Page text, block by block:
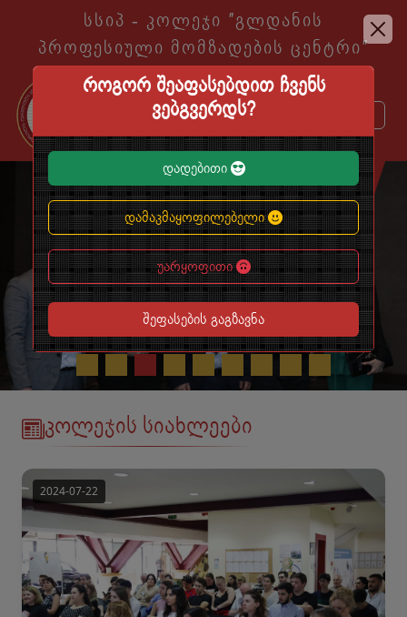
სსიპ - კოლეჯი ″გლდანის
პროფესიული მომზადების ცენტრი″
KA
კოლეჯის სიახლეები
როგორ შეაფასებდით ჩვენს
ვებგვერდს?
დადებითი
დამაკმაყოფილებელი
უარყოფითი
შეფასების გაგზავნა